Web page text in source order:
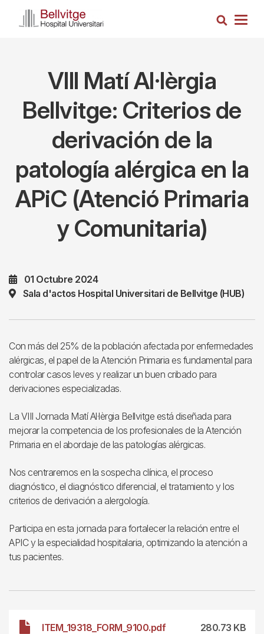
Busca
VIII Matí Al·lèrgia
Bellvitge: Criterios de
derivación de la
patología alérgica en la
APiC (Atenció Primaria
y Comunitaria)
01 Octubre 2024
Sala d'actos Hospital Universitari de Bellvitge (HUB)
Con más del 25% de la población afectada por enfermedades
alérgicas, el papel de la Atención Primaria es fundamental para
controlar casos leves y realizar un buen cribado para
derivaciones especializadas.
La VIII Jornada Matí Al·lèrgia Bellvitge está diseñada para
mejorar la competencia de los profesionales de la Atención
Primaria en el abordaje de las patologías alérgicas.
Nos centraremos en la sospecha clínica, el proceso
diagnóstico, el diagnóstico diferencial, el tratamiento y los
criterios de derivación a alergología.
Participa en esta jornada para fortalecer la relación entre el
APIC y la especialidad hospitalaria, optimizando la atención a
tus pacientes.
ITEM_19318_FORM_9100.pdf
280.73 KB